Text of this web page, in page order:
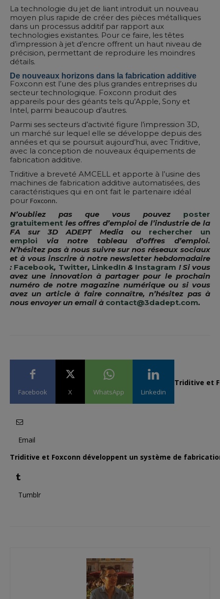
La technologie du jet de liant introduit un nouveau
moyen plus rapide de créer des pièces métalliques
dans un processus additif par rapport aux
technologies existantes. Pour ce faire, les têtes
d’impression à jet d’encre offrent un haut niveau de
précision, permettant de reproduire les moindres
détails.
De nouveaux horizons dans la fabrication additive
Foxconn est l’une des plus grandes entreprises du
secteur technologique. Foxconn produit des
appareils pour des géants tels qu’Apple, Sony et
Intel, parmi beaucoup d’autres.
Parmi ses secteurs d’activité figure l’impression 3D,
un marché sur lequel elle se développe depuis des
années et qui se poursuit aujourd’hui, avec Triditive,
avec la conception de nouveaux équipements de
fabrication additive.
Triditive a breveté AMCELL et apporte à l’usine des
machines de fabrication additive automatisées, des
caractéristiques qui en ont fait le partenaire idéal
pour Foxconn.
N’oubliez pas que vous pouvez poster
gratuitement les offres d’emploi de l’industrie de la
FA sur 3D ADEPT Media ou rechercher un
emploi via notre tableau d’offres d’emploi.
N’hésitez pas à nous suivre sur nos réseaux sociaux
et à vous inscrire à notre newsletter hebdomadaire
: Facebook, Twitter, LinkedIn& Instagram ! Si vous
avez une innovation à partager pour le prochain
numéro de notre magazine numérique ou si vous
avez un article à faire connaître, n’hésitez pas à
nous envoyer un email à contact@3dadept.com.
Facebook X WhatsApp Linkedin
Triditive et
Email
Triditive et Foxconn développent un système de
Tumblr